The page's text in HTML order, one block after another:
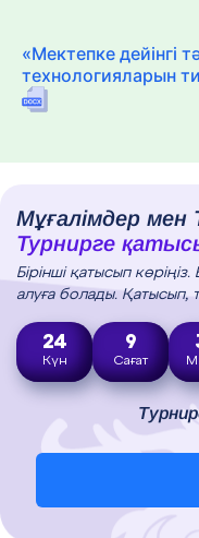
«Мектепке дейінгі
технологияларын
Мұғалімдер мен
Турнирге
Бірінші қатысып
алуға болады. Қатысып,
24
Күн
9
Сағат